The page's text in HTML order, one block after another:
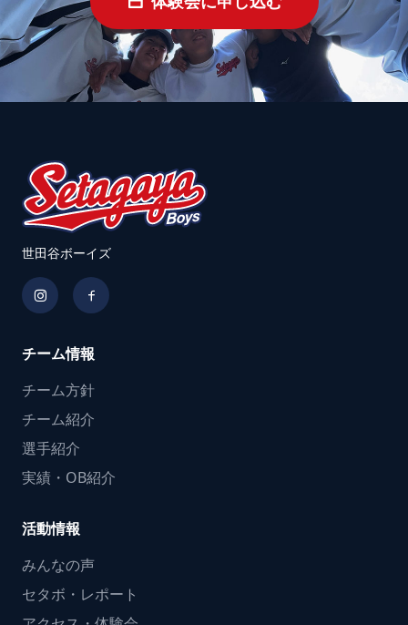
世田谷ボーイズ
チーム情報
チーム方針
チーム紹介
選手紹介
実績・OB紹介
活動情報
みんなの声
セタボ・レポート